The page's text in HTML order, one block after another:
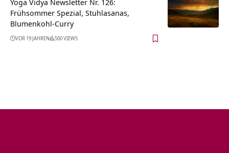
Yoga Vidya Newsletter Nr. 126:
Frühsommer Spezial, Stuhlasanas,
Blumenkohl-Curry
VOR 19 JAHREN 500 VIEWS